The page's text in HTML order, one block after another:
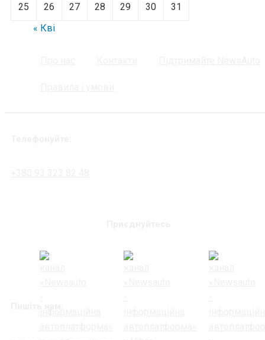
25 26 27 28 29 30
31
« Кві